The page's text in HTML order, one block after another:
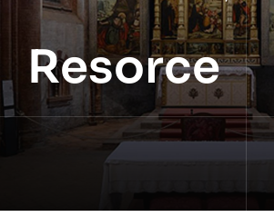
Resorce